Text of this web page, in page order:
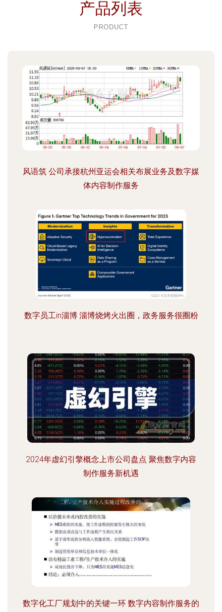
产品列表
PRODUCT
风语筑 公司承接杭州亚运会相关布展业务及数字媒
体内容制作服务
数字员工in淄博 淄博烧烤火出圈，政务服务很圈粉
2024年虚幻引擎概念上市公司盘点 聚焦数字内容
制作服务新机遇
数字化工厂规划中的关键一环 数字内容制作服务的